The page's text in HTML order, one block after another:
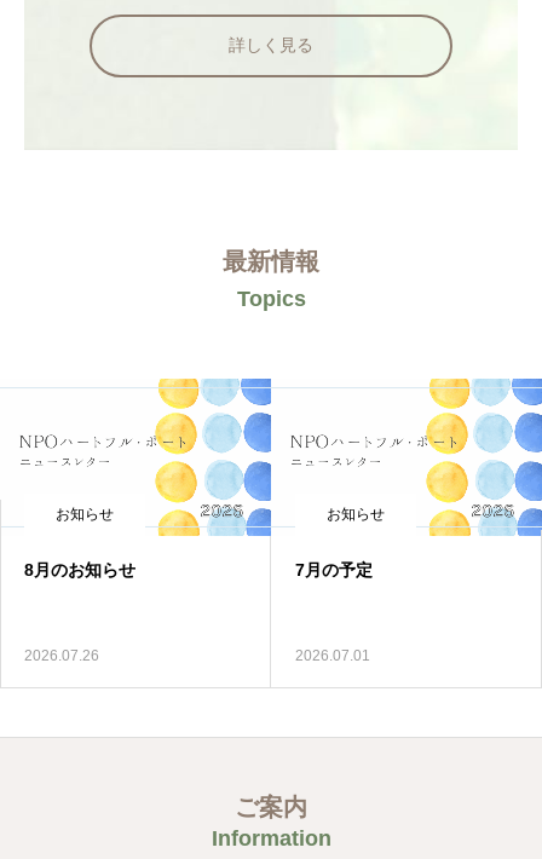
詳しく見る
最新情報
お知らせ
7月の予定
2026.07.01
お知らせ
6月のお知らせ
2026.06.01
ご案内
Information